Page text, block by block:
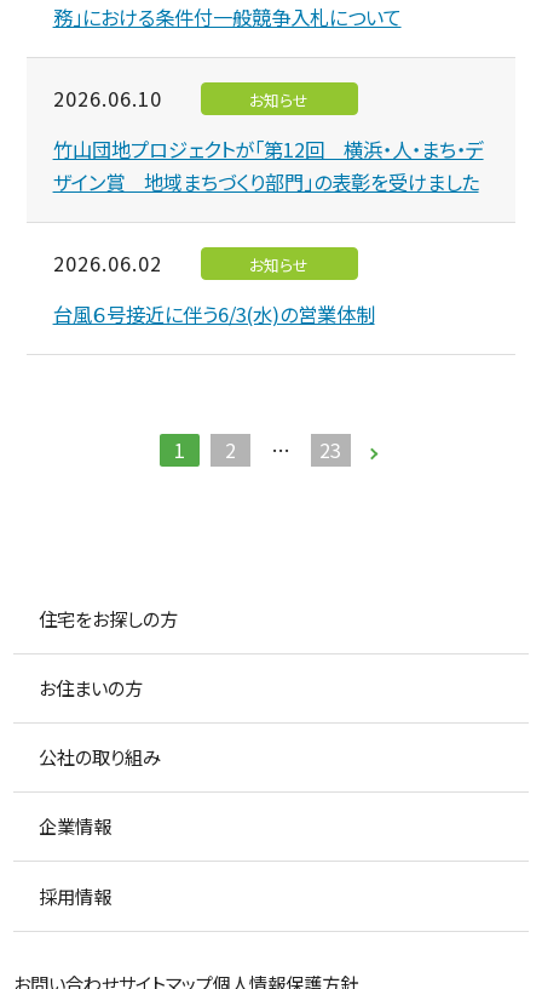
務」における条件付一般競争入札について
2026.06.10 お知らせ
竹山団地プロジェクトが「第12回 横浜・人・まち・デ
ザイン賞 地域まちづくり部門」の表彰を受けました
2026.06.02 お知らせ
台風６号接近に伴う6/3(水)の営業体制
1 2 … 23
住宅をお探しの方
お住まいの方
公社の取り組み
企業情報
採用情報
お問い合わせサイトマップ個人情報保護方針